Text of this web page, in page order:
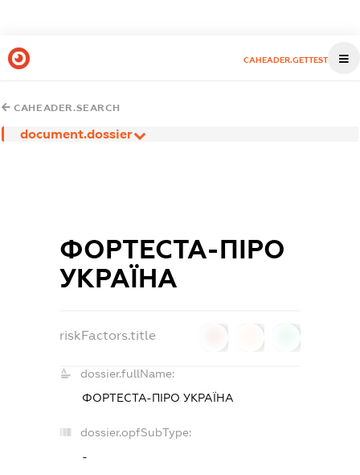
CAHEADER.GETTEST
CAHEADER.SEARCH
document.dossier
ФОРТЕСТА-ПІРО
УКРАЇНА
riskFactors.title
dossier.fullName:
ФОРТЕСТА-ПІРО УКРАЇНА
dossier.opfSubType:
-